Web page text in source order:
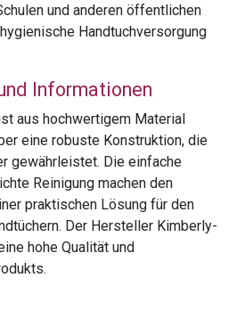
und anderen öffentlichen
Handtuchversorgung
Informationen
aus hochwertigem Material
eine robuste Konstruktion, die
gewährleistet. Die einfache
Reinigung machen den
praktischen Lösung für den
Der Hersteller Kimberly-
hohe Qualität und